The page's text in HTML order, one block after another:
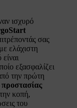
ισχυρό
σας
ελάχιστη
εξασφαλίζει
την πρώτη
κοπή,
του